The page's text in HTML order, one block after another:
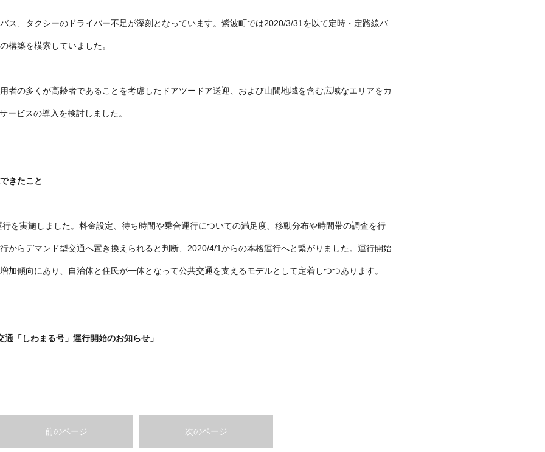
ス、タクシーのドライバー不足が深刻となっています。紫波町では2020/3/31を以て定時・定路線バ
構築を模索していました。
者の多くが高齢者であることを考慮したドアツードア送迎、および山間地域を含む広域なエリアをカ
ービスの導入を検討しました。
きたこと
を実施しました。料金設定、待ち時間や乗合運行についての満足度、移動分布や時間帯の調査を行
からデマンド型交通へ置き換えられると判断、2020/4/1からの本格運行へと繋がりました。運行開始
加傾向にあり、自治体と住民が一体となって公共交通を支えるモデルとして定着しつつあります。
通「しわまる号」運行開始のお知らせ」
前のページ 次のページ